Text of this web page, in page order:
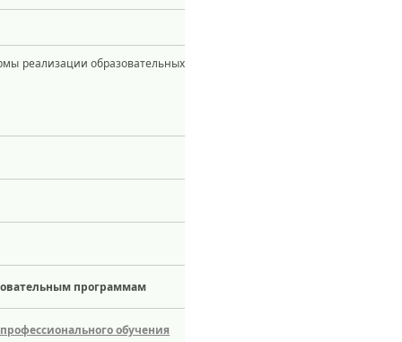
реализации образовательных
программам
обучения